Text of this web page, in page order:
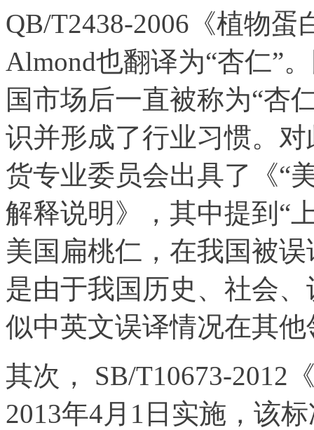
QB/T2438-2006《植物
Almond也翻译为“杏仁”
国市场后一直被称为“杏
识并形成了行业习惯。
货专业委员会出具了《“
解释说明》，其中提到“
美国扁桃仁，在我国被
是由于我国历史、社会
似中英文误译情况在其
其次， SB/T10673-2012
2013年4月1日实施，该